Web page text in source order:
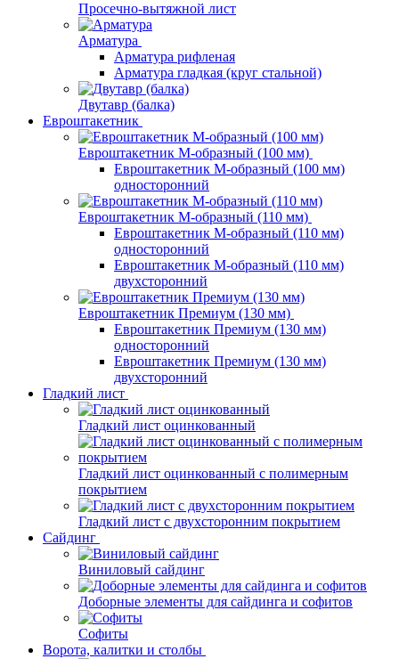
Просечно-вытяжной лист
Арматура
Арматура рифленая
Арматура гладкая (круг стальной)
Двутавр (балка)
Евроштакетник
Евроштакетник М-образный (100 мм)
Евроштакетник М-образный (100 мм)
односторонний
Евроштакетник М-образный (110 мм)
Евроштакетник М-образный (110 мм)
односторонний
Евроштакетник М-образный (110 мм)
двухсторонний
Евроштакетник Премиум (130 мм)
Евроштакетник Премиум (130 мм)
односторонний
Евроштакетник Премиум (130 мм)
двухсторонний
Гладкий лист
Гладкий лист оцинкованный
Гладкий лист оцинкованный с полимерным
покрытием
Гладкий лист с двухсторонним покрытием
Сайдинг
Виниловый сайдинг
Доборные элементы для сайдинга и софитов
Софиты
Ворота, калитки и столбы